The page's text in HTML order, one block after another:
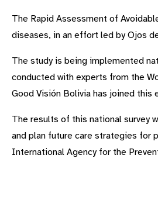
The Rapid Assessment of
diseases, in an effort led by Ojos
The study is being implemented
conducted with experts from the
Good Visión Bolivia has joined this
The results of this national survey
and plan future care strategies for
International Agency for the